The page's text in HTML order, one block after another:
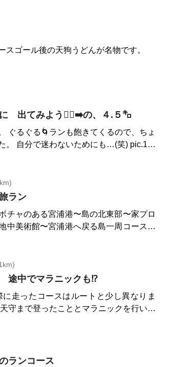
スゴール後の天狗うどんが名物です。
出てみよう🏃‍♂️‍➡️の、４.５㌔
ぐるぐる🌀ランも飽きてくるので、ちょ
pic.1か
…pic.3 看板出てきたら左へ👈…pic.4 次
坂を道なりに登って行きます…pic.5 左
グッと抑えて、まっすぐ進みます。どう
ら、３㌔周回コースに合流します…pic.
華キレイに咲いてます…pic.8&9 その後
ラン
チャのある宮浦港〜島の北東部〜家プロ
中美術館〜宮浦港へ戻る島一周コース。
くらい。地中美術館の中に入るのは
グコース下見も兼ねて走る前にバスで行
まれたアップダウンの道や、海沿いの波
先近くのアイラブ湯というユニークな銭
中でマラニックも⁉︎
走ったコースはルートと少し異なりま
守まで登ったこととマラニックを行いま
備運動が可能です。 コースは、う
ん→しおはまの湯 でした。 お城は
ランコース